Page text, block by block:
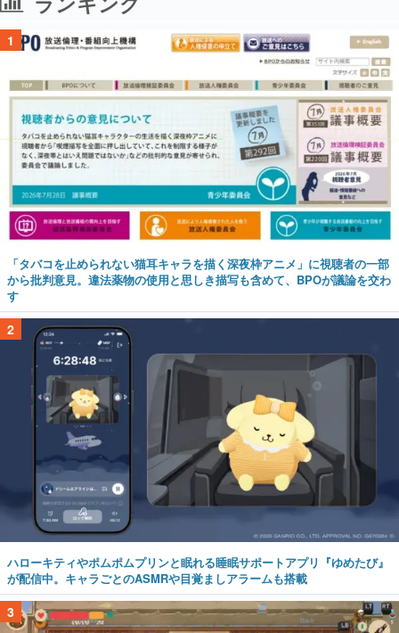
1
「タバコを止められない猫耳キャラを描く深夜枠アニメ」に視聴者の一部
から批判意見。違法薬物の使用と思しき描写も含めて、BPOが議論を交わ
す
2
ハローキティやポムポムプリンと眠れる睡眠サポートアプリ『ゆめたび』
が配信中。キャラごとのASMRや目覚ましアラームも搭載
3